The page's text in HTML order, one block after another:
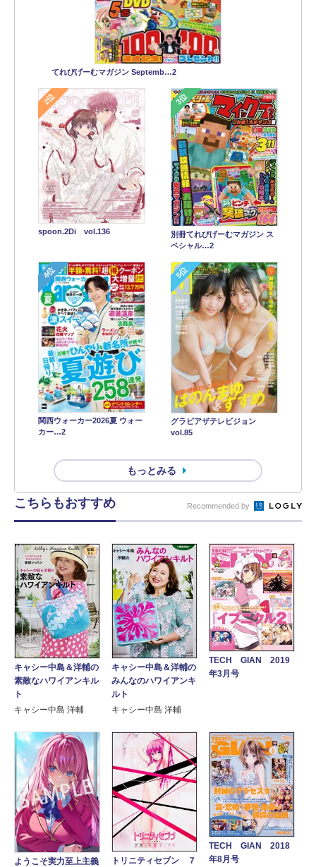
てれびげーむマガジン Septemb…2
2位
spoon.2Di vol.136
3位
別冊てれびげーむマガジン ス
ペシャル…2
4位
関西ウォーカー2026夏 ウォー
カー…2
5位
グラビアザテレビジョン
vol.85
もっとみる
こちらもおすすめ Recommended by
キャシー中島＆洋輔の
素敵なハワイアンキル
ト
キャシー中島 洋輔
キャシー中島＆洋輔の
みんなのハワイアンキ
ルト
キャシー中島 洋輔
TECH GIAN 2019
年3月号
ようこそ実力至上主義
トリニティセブン ７
TECH GIAN 2018
年8月号